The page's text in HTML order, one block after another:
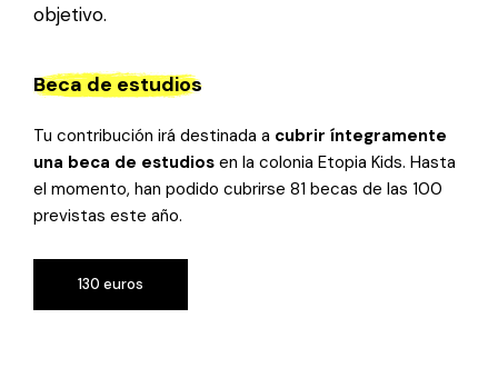
objetivo.
Beca de estudios
Tu contribución irá destinada a cubrir íntegramente
una beca de estudios en la colonia Etopia Kids. Hasta
el momento, han podido cubrirse 81 becas de las 100
previstas este año.
130 euros
130 euros